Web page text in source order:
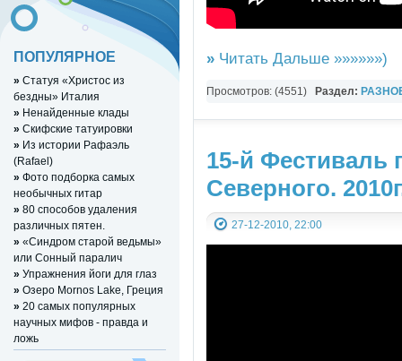
» Читать Дальше »»»»»»)
Просмотров: (4551) Раздел:
15-й Фестиваль
Северного.
27-12-2010, 22:00
ПОПУЛЯРНОЕ
» Статуя «Христос из
бездны» Италия
» Ненайденные клады
» Скифские татуировки
» Из истории Рафаэль
(Rafael)
» Фото подборка самых
необычных гитар
» 80 способов удаления
различных пятен.
» «Синдром старой ведьмы»
или Сонный паралич
» Упражнения йоги для глаз
» Озеро Mornos Lake, Греция
» 20 самых популярных
научных мифов - правда и
ложь